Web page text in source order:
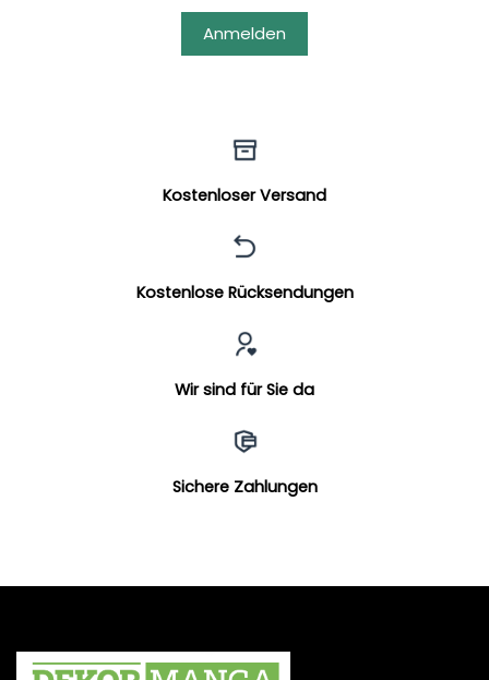
Anmelden
Kostenloser Versand
Kostenlose Rücksendungen
Wir sind für Sie da
Sichere Zahlungen